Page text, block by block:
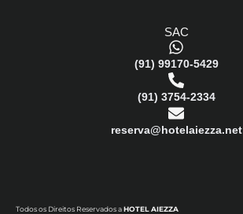
SAC
(91) 99170-5429
(91) 3754-2334
reserva@hotelaiezza.net
Todos os Direitos Reservados aHOTEL AIEZZA